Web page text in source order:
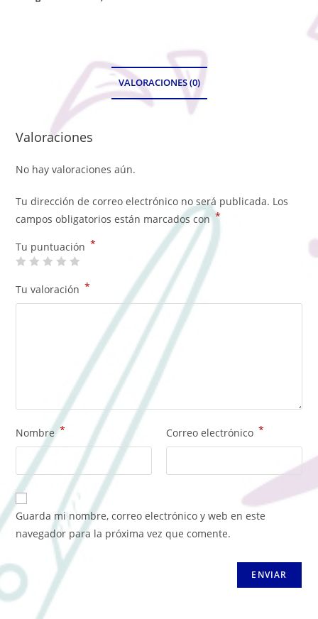
VALORACIONES (0)
Valoraciones
No hay valoraciones aún.
Tu dirección de correo electrónico no será publicada. Los
campos obligatorios están marcados con *
Tu puntuación *
Tu valoración *
Nombre* Correo electrónico *
Guarda mi nombre, correo electrónico y web en este
navegador para la próxima vez que comente.